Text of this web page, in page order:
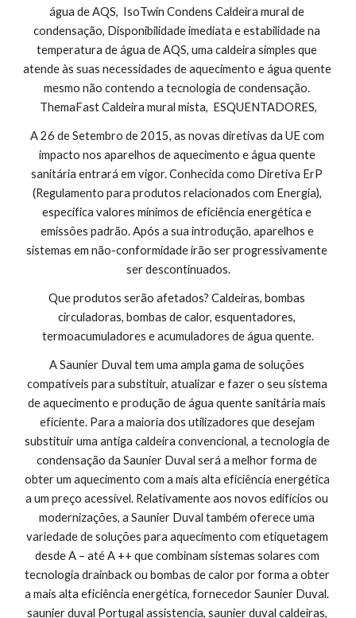
água de AQS,  IsoTwin Condens Caldeira mural de
condensação, Disponibilidade imediata e estabilidade na
temperatura de água de AQS, uma caldeira simples que
atende às suas necessidades de aquecimento e água quente
mesmo não contendo a tecnologia de condensação.
ThemaFast Caldeira mural mista,  ESQUENTADORES,
A 26 de Setembro de 2015, as novas diretivas da UE com
impacto nos aparelhos de aquecimento e água quente
sanitária entrará em vigor. Conhecida como Diretiva ErP
(Regulamento para produtos relacionados com Energia),
especifica valores mínimos de eficiência energética e
emissões padrão. Após a sua introdução, aparelhos e
sistemas em não-conformidade irão ser progressivamente
ser descontinuados.
Que produtos serão afetados? Caldeiras, bombas
circuladoras, bombas de calor, esquentadores,
termoacumuladores e acumuladores de água quente.
A Saunier Duval tem uma ampla gama de soluções
compatíveis para substituir, atualizar e fazer o seu sistema
de aquecimento e produção de água quente sanitária mais
eficiente. Para a maioria dos utilizadores que desejam
substituir uma antiga caldeira convencional, a tecnologia de
condensação da Saunier Duval será a melhor forma de
obter um aquecimento com a mais alta eficiência energética
a um preço acessível. Relativamente aos novos edifícios ou
modernizações, a Saunier Duval também oferece uma
variedade de soluções para aquecimento com etiquetagem
desde A – até A ++ que combinam sistemas solares com
tecnologia drainback ou bombas de calor por forma a obter
a mais alta eficiência energética, fornecedor Saunier Duval.
saunier duval Portugal assistencia, saunier duval caldeiras,